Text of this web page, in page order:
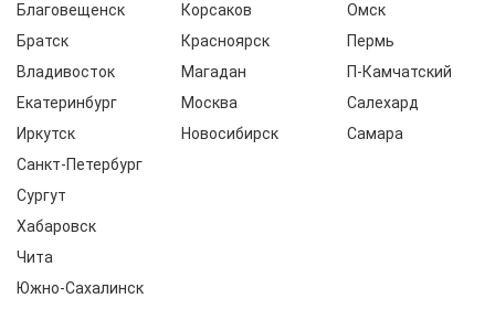
Благовещенск
Братск
Владивосток
Екатеринбург
Иркутск
Корсаков
Красноярск
Магадан
Москва
Новосибирск
Омск
Пермь
П-Камчатский
Салехард
Самара
Санкт-Петербург
Сургут
Хабаровск
Чита
Южно-Сахалинск